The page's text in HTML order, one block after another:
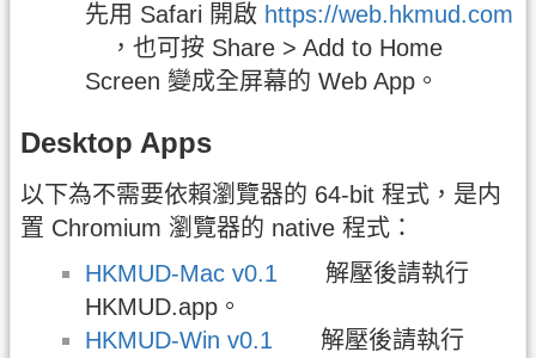
先用 Safari 開啟 https://web.hkmud.com
，也可按 Share > Add to Home
Screen 變成全屏幕的 Web App。
Desktop Apps
以下為不需要依賴瀏覽器的 64-bit 程式，是内
置 Chromium 瀏覽器的 native 程式：
HKMUD-Mac v0.1
解壓後請執行
HKMUD.app。
HKMUD-Win v0.1
解壓後請執行